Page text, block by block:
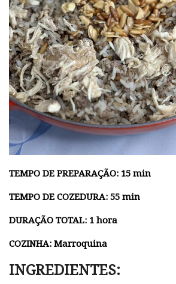
TEMPO DE PREPARAÇÃO: 15 min
TEMPO DE COZEDURA: 55 min
DURAÇÃO TOTAL: 1 hora
COZINHA: Marroquina
INGREDIENTES: